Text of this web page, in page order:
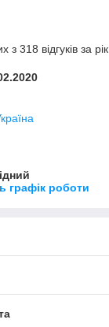
з 318 відгуків за рік
графік роботи